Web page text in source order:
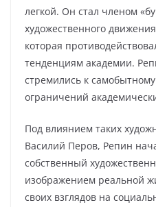
легкой. Он стал членом
художественного
которая
тенденциям академии.
стремились к
ограничений
Под влиянием таких
Василий Перов, Репин
собственный
изображением реальной
своих взглядов на